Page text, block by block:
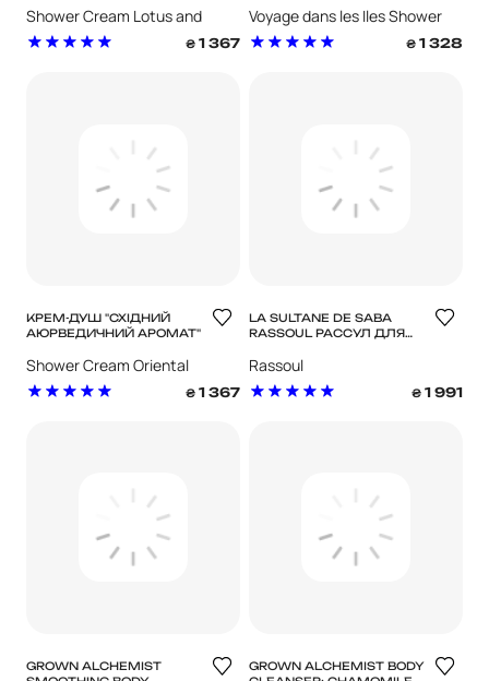
ФРАНЖИПАНІ
Shower Cream Lotus and
Frangipani
₴ 1 367
Voyage dans les Iles Shower
Cream
₴ 1 328
КРЕМ-ДУШ "СХІДНИЙ
АЮРВЕДИЧНИЙ АРОМАТ"
Shower Cream Oriental
Ayurvedic Fragrance
₴ 1 367
LA SULTANE DE SABA
RASSOUL РАССУЛ ДЛЯ
ВОЛОССЯ
Rassoul
₴ 1 991
GROWN ALCHEMIST
GROWN ALCHEMIST BODY